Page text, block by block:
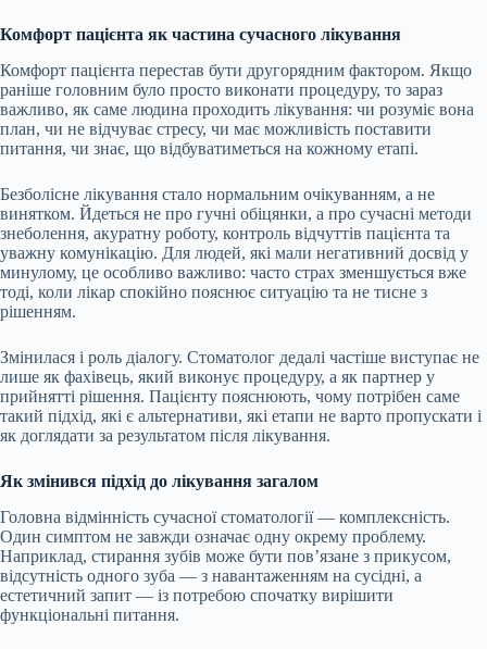
Комфорт пацієнта як частина сучасного лікування
Комфорт пацієнта перестав бути другорядним фактором. Якщо
раніше головним було просто виконати процедуру, то зараз
важливо, як саме людина проходить лікування: чи розуміє вона
план, чи не відчуває стресу, чи має можливість поставити
питання, чи знає, що відбуватиметься на кожному етапі.
Безболісне лікування стало нормальним очікуванням, а не
винятком. Йдеться не про гучні обіцянки, а про сучасні методи
знеболення, акуратну роботу, контроль відчуттів пацієнта та
уважну комунікацію. Для людей, які мали негативний досвід у
минулому, це особливо важливо: часто страх зменшується вже
тоді, коли лікар спокійно пояснює ситуацію та не тисне з
рішенням.
Змінилася і роль діалогу. Стоматолог дедалі частіше виступає не
лише як фахівець, який виконує процедуру, а як партнер у
прийнятті рішення. Пацієнту пояснюють, чому потрібен саме
такий підхід, які є альтернативи, які етапи не варто пропускати і
як доглядати за результатом після лікування.
Як змінився підхід до лікування загалом
Головна відмінність сучасної стоматології — комплексність.
Один симптом не завжди означає одну окрему проблему.
Наприклад, стирання зубів може бути пов’язане з прикусом,
відсутність одного зуба — з навантаженням на сусідні, а
естетичний запит — із потребою спочатку вирішити
функціональні питання.